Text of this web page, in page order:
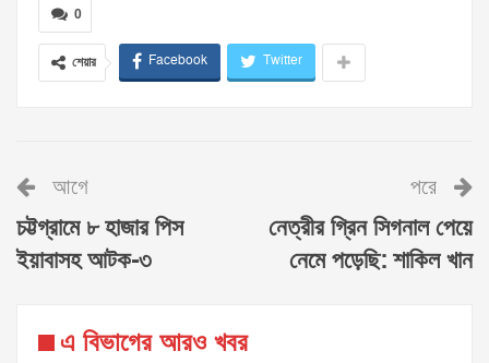
0
শেয়ার Facebook Twitter
আগে
চট্টগ্রামে ৮ হাজার পিস
ইয়াবাসহ আটক-৩
পরে
নেত্রীর গ্রিন সিগনাল পেয়ে
নেমে পড়েছি: শাকিল খান
এ বিভাগের আরও খবর